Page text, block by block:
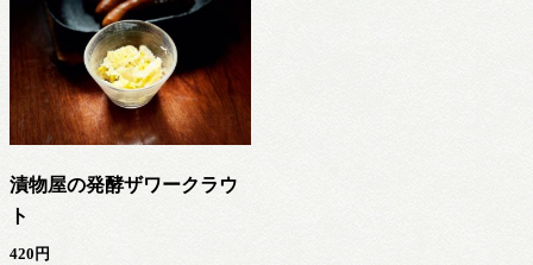
漬物屋の発酵ザワークラウ
ト
420 円